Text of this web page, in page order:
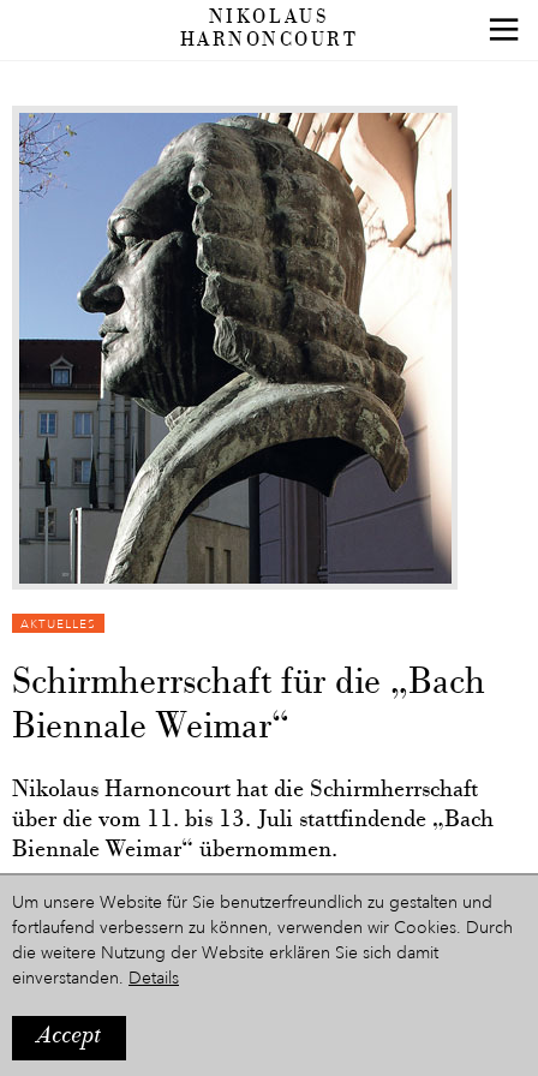
NIKOLAUS
HARNONCOURT
AKTUELLES
Schirmherrschaft für die „Bach
Biennale Weimar“
Nikolaus Harnoncourt hat die Schirmherrschaft
über die vom 11. bis 13. Juli stattfindende „Bach
Biennale Weimar“ übernommen.
Inspiriert von der vitalen Aura des jungen Weimarer Bach, wird die
BACH BIENNALE WEIMAR zum 300. Jubiläum von Bachs
Dienstantritt am Weimarer Hof vom Verein „Bach in Weimar“ ins
Leben gerufen. Die Schirmherrschaft hat Nikolaus Harnoncourt.
Jubilar an den authentischen Weimarer Bachorten würdigen und
Um unsere Website für Sie benutzerfreundlich zu gestalten und
fortlaufend verbessern zu können, verwenden wir Cookies. Durch
die weitere Nutzung der Website erklären Sie sich damit
einverstanden. Details
Accept